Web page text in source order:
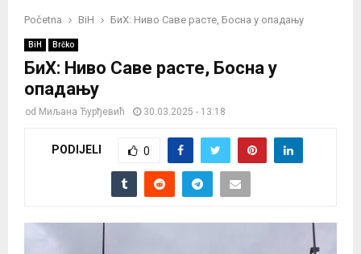
Početna BiH БиХ: Ниво Саве расте, Босна у опадању
BiH Brčko
БиХ: Ниво Саве расте, Босна у
опадању
od Миљана Ђурђевић 30.03.2025 - 13:18
PODIJELI 0